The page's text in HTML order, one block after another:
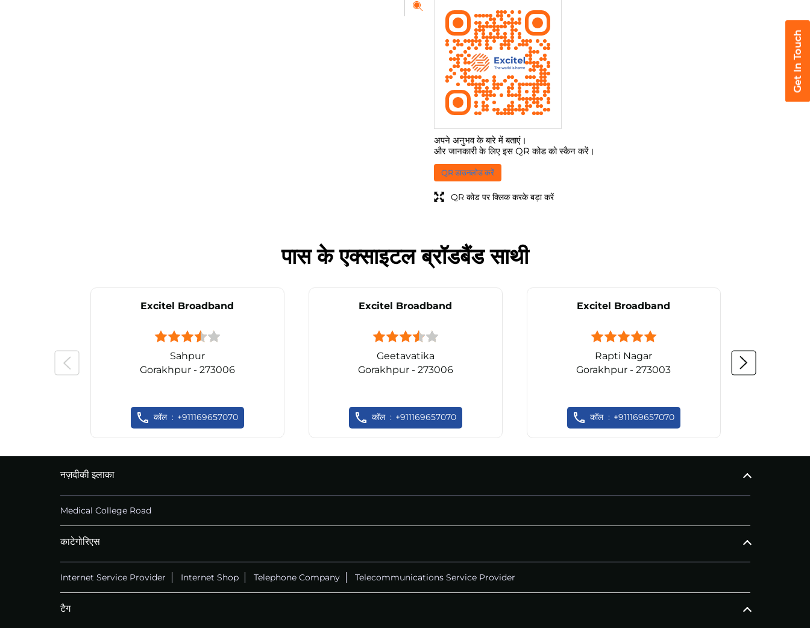
अपने अनुभव के बारे में बताएं।
और जानकारी के लिए इस QR कोड को स्कैन करें।
QR डाउनलोड करें
QR कोड पर क्लिक करके बड़ा करें
पास के एक्साइटल ब्रॉडबैंड साथी
Excitel Broadband
Sahpur
Gorakhpur - 273006
कॉल +911169657070
Excitel Broadband
Geetavatika
Gorakhpur - 273006
कॉल +911169657070
Excitel Broadband
Rapti Nagar
Gorakhpur - 273003
कॉल +911169657070
नज़दीकी इलाका
Medical College Road
काटेगोरिएस
Internet Service Provider Internet Shop Telephone Company Telecommunications Service Provider
टैग